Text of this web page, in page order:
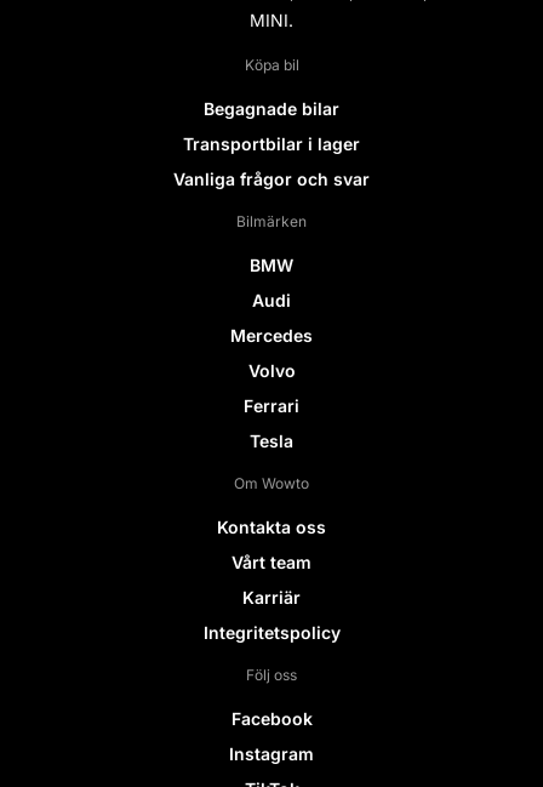
MINI.
Köpa bil
Begagnade bilar
Transportbilar i lager
Vanliga frågor och svar
Bilmärken
BMW
Audi
Mercedes
Volvo
Ferrari
Tesla
Om Wowto
Kontakta oss
Vårt team
Karriär
Integritetspolicy
Följ oss
Facebook
Instagram